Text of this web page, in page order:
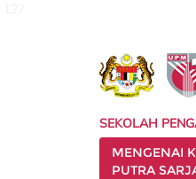
SEKOLAH
MENGENAI
PUTRA